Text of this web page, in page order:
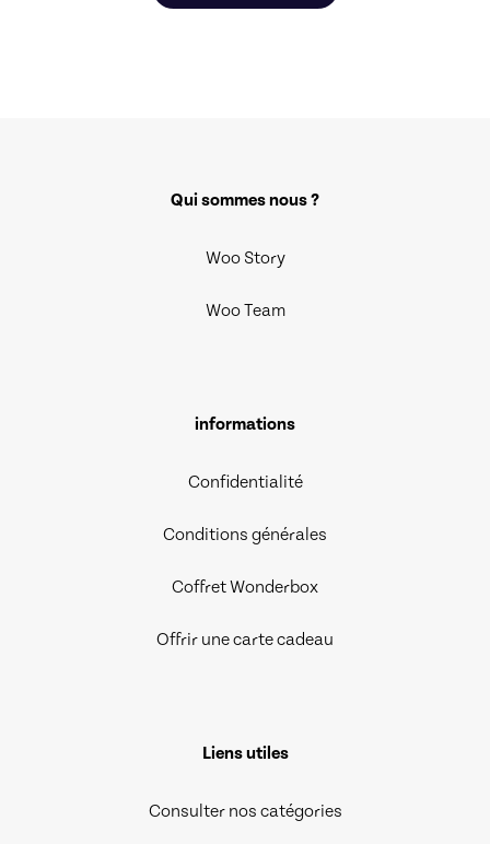
Qui sommes nous ?
Woo Story
Woo Team
informations
Confidentialité
Conditions générales
Coffret Wonderbox
Offrir une carte cadeau
Liens utiles
Consulter nos catégories